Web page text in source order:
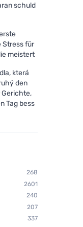
Incognito
Zitronengras (10
schwierigen
schuld
Stress für
meistert
která
den
Tag bess
268
2601
240
207
337